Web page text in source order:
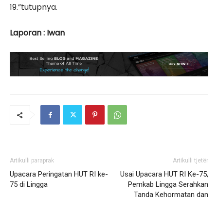
19.”tutupnya.
Laporan : Iwan
Artikulli paraprak
Upacara Peringatan HUT RI ke-
75 di Lingga
Artikulli tjetër
Usai Upacara HUT RI Ke-75,
Pemkab Lingga Serahkan
Tanda Kehormatan dan